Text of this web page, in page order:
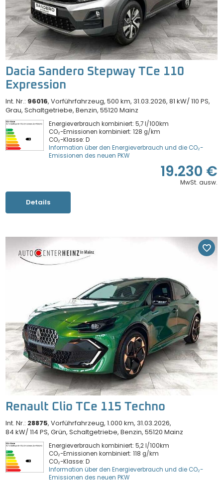
Dacia Sandero Stepway TCe 110
Expression
Int. Nr.: 96016 Vorführfahrzeug 500 km 31.03.2026 81 kW/ 110 PS
Grau Schaltgetriebe Benzin 55120 Mainz
Energieverbrauch kombiniert: 5,7 l/100km
CO₂-Emissionen kombiniert: 128 g/km
CO₂-Klasse: D
Information über den Energieverbrauch und die CO₂-
Emissionen des neuen PKW
19.230 €
MwSt. ausw.
Details
Renault Clio TCe 115 Techno
Int. Nr.: 28875 Vorführfahrzeug 1.000 km 31.03.2026
84 kW/ 114 PS Grün Schaltgetriebe Benzin 55120 Mainz
Energieverbrauch kombiniert: 5,2 l/100km
CO₂-Emissionen kombiniert: 118 g/km
CO₂-Klasse: D
Information über den Energieverbrauch und die CO₂-
Emissionen des neuen PKW